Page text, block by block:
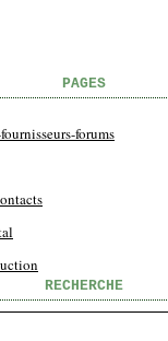
PAGES
forums
RECHERCHE